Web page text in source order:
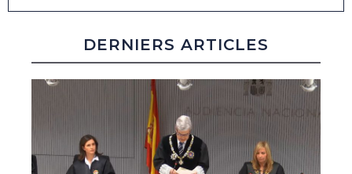
DERNIERS ARTICLES